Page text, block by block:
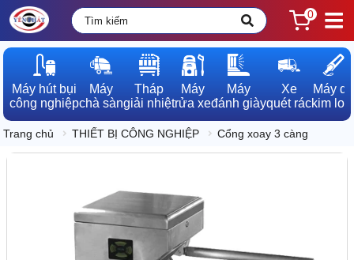
0
Máy hút bụi
công nghiệp
Máy
chà sàn
Tháp
giải nhiệt
Máy
rửa xe
Máy
đánh giày
Xe
quét rác
Máy dò
kim loại
Trang chủ THIẾT BỊ CÔNG NGHIỆP Cổng xoay 3 càng